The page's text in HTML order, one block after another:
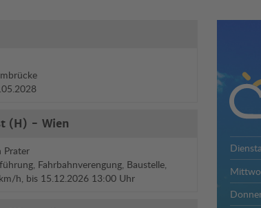
(H) - Wien
Prater
Fahrbahnverengung, Baustelle,
h, bis 15.12.2026 13:00 Uhr